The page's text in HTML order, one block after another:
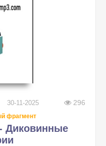
30-11-2025 296
фрагмент
Диковинные